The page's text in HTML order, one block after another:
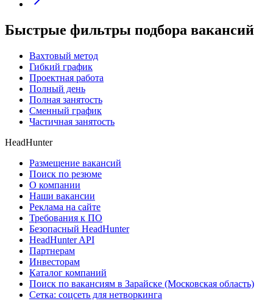
Быстрые фильтры подбора вакансий
Вахтовый метод
Гибкий график
Проектная работа
Полный день
Полная занятость
Сменный график
Частичная занятость
HeadHunter
Размещение вакансий
Поиск по резюме
О компании
Наши вакансии
Реклама на сайте
Требования к ПО
Безопасный HeadHunter
HeadHunter API
Партнерам
Инвесторам
Каталог компаний
Поиск по вакансиям в Зарайске (Московская область)
Сетка: соцсеть для нетворкинга